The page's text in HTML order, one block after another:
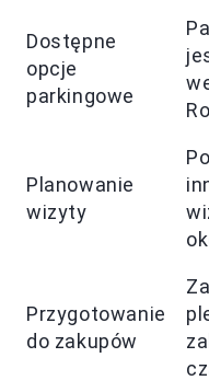
Dostępne
opcje
parkingowe
Planowanie
wizyty
Przygotowanie
do zakupów